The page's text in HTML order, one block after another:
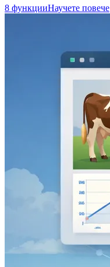
8 функцииНаучете повече